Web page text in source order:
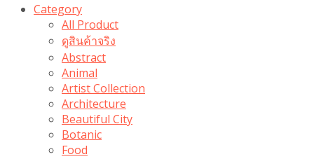
Category
All Product
ดูสินค้าจริง
Abstract
Animal
Artist Collection
Architecture
Beautiful City
Botanic
Food